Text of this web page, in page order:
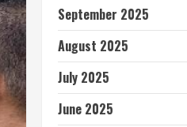
September 2025
August 2025
July 2025
June 2025